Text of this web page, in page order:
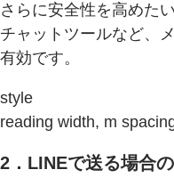
さらに安全性を高めた
チャットツールなど、
有効です。
style
reading width, m
2．LINEで送る場合